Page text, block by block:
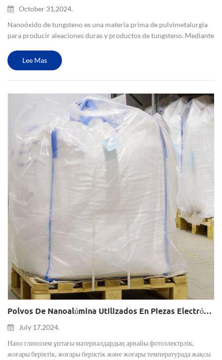
October 31,2024.
Nanoóxido de tungsteno es una materia prima de pulvimetalurgia
para producir aleaciones duras y productos de tungsteno. Mediante
tungsteno, moldes superduros, barras de tungsteno, alambres de...
Lee Mas
Polvos De Nanoalúmina Utilizados En Piezas Electrónicas Cerámicas.
July 17,2024.
Нано глинозем ұнтағы материалдардың арнайы фотоэлектрлік,
жоғары беріктік, жоғары беріктік және жоғары температурада жақсы